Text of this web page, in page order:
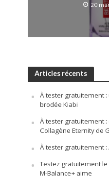
20
Articles récents
À tester gratuitement
brodée Kiabi
À tester gratuitement
Collagène Eternity de
À tester gratuitement
Testez gratuitement
M-Balance+ aime